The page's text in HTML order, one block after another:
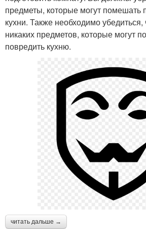
предметы, которые могут
кухни. Также необходимо убедиться,
никаких предметов, которые могут
повредить кухню.
читать дальше →